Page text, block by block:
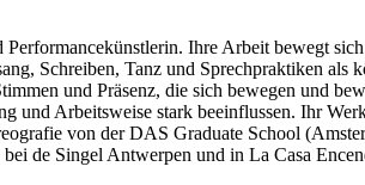
Performancekünstlerin. Ihre Arbeit bewegt
Schreiben, Tanz und Sprechpraktiken
und Präsenz, die sich bewegen und
und Arbeitsweise stark beeinflussen. Ihr
von der DAS Graduate School
de Singel Antwerpen und in La Casa